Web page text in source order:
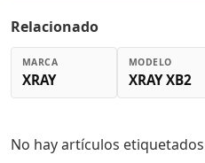
Relacionado
MARCA
XRAY
MODELO
XRAY XB2
No hay artículos